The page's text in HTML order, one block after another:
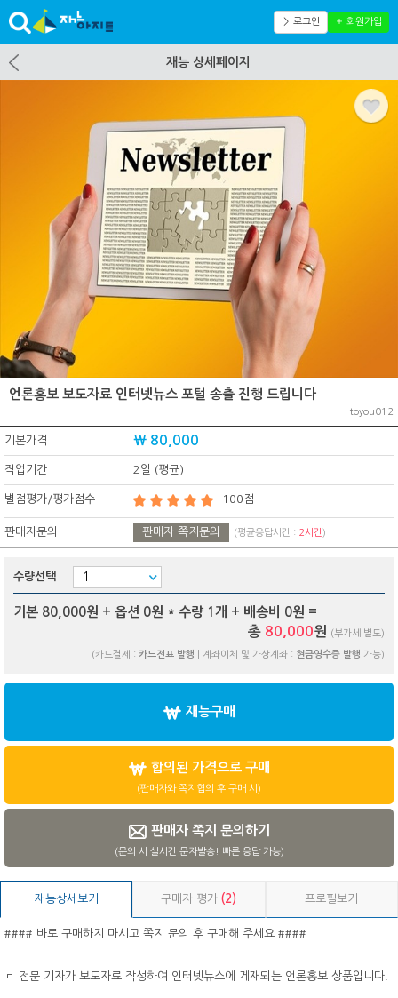
＞ 로그인 ＋ 회원가입
재능 상세페이지
언론홍보 보도자료 인터넷뉴스 포털 송출 진행 드립니다
toyou012
기본가격 ₩ 80,000
작업기간 2일 (평균)
별점평가/평가점수 100점
판매자문의 판매자 쪽지문의 (평균응답시간 : 2시간)
수량선택
기본 80,000원 + 옵션 0원 * 수량 1 개 + 배송비 0원 =
총 80,000원 (부가세 별도)
(카드결제 : 카드전표 발행 | 계좌이체 및 가상계좌 : 현금영수증 발행 가능)
재능구매
합의된 가격으로 구매
(판매자와 쪽지협의 후 구매 시)
판매자 쪽지 문의하기
(문의 시 실시간 문자발송! 빠른 응답 가능)
재능상세보기 구매자 평가(2) 프로필보기
#### 바로 구매하지 마시고 쪽지 문의 후 구매해 주세요 ####
ㅁ 전문 기자가 보도자료 작성하여 인터넷뉴스에 게재되는 언론홍보 상품입니다.